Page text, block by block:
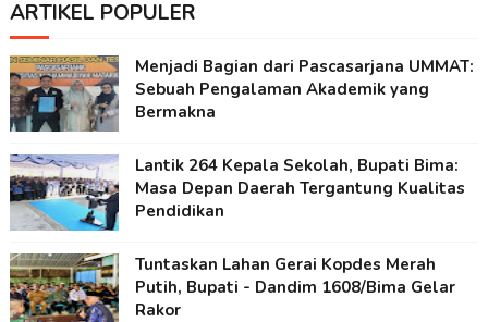
ARTIKEL POPULER
Menjadi Bagian dari Pascasarjana UMMAT:
Sebuah Pengalaman Akademik yang
Bermakna
Lantik 264 Kepala Sekolah, Bupati Bima:
Masa Depan Daerah Tergantung Kualitas
Pendidikan
Tuntaskan Lahan Gerai Kopdes Merah
Putih, Bupati - Dandim 1608/Bima Gelar
Rakor